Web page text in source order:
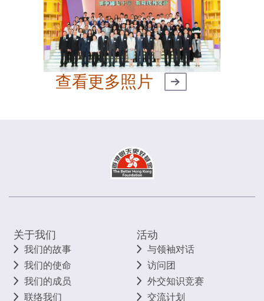
查看更多照片
关于我们
我们的故事
我们的使命
我们的成员
联络我们
活动
与领袖对话
访问团
外交知识竞赛
交流计划